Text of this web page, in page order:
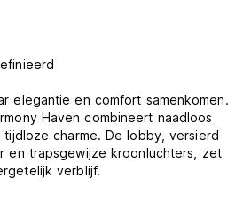
elegantie en comfort samenkomen.
Haven combineert naadloos
charme. De lobby, versierd
en trapsgewijze kroonluchters, zet
verblijf.